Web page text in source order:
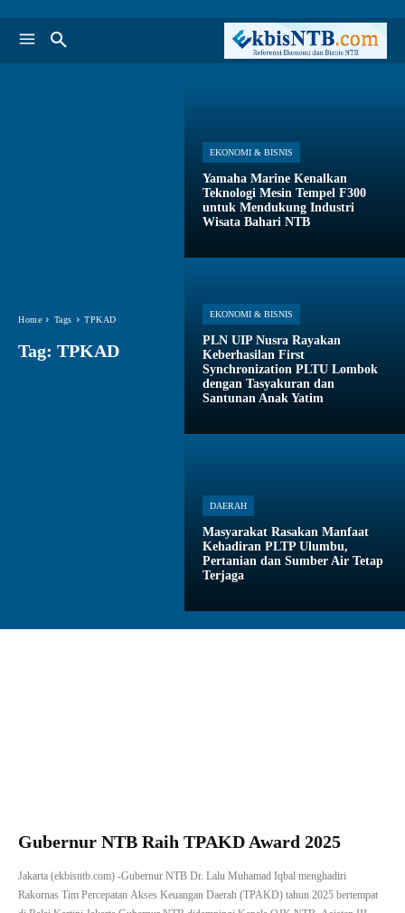
Home Tags TPKAD
Tag: TPKAD
EKONOMI & BISNIS
Yamaha Marine Kenalkan
Teknologi Mesin Tempel F300
untuk Mendukung Industri
Wisata Bahari NTB
EKONOMI & BISNIS
PLN UIP Nusra Rayakan
Keberhasilan First
Synchronization PLTU Lombok
dengan Tasyakuran dan
Santunan Anak Yatim
DAERAH
Masyarakat Rasakan Manfaat
Kehadiran PLTP Ulumbu,
Pertanian dan Sumber Air Tetap
Terjaga
Gubernur NTB Raih TPAKD Award 2025
Jakarta (ekbisntb.com) -Gubernur NTB Dr. Lalu Muhamad Iqbal menghadiri
Rakornas Tim Percepatan Akses Keuangan Daerah (TPAKD) tahun 2025 bertempat